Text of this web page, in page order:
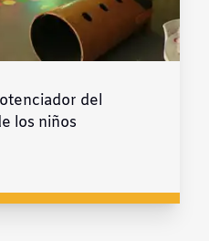
del
los niños